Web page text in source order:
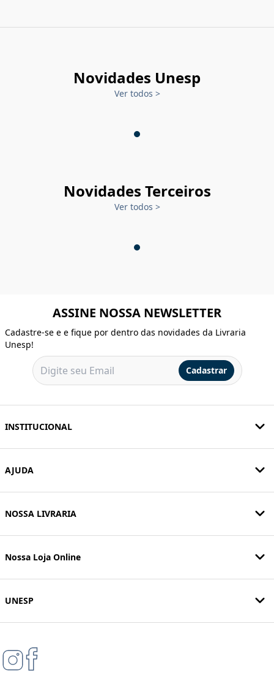
Novidades Unesp
Ver todos >
Novidades Terceiros
Ver todos >
ASSINE NOSSA NEWSLETTER
Cadastre-se e e fique por dentro das novidades da Livraria
Unesp!
Cadastrar
INSTITUCIONAL
AJUDA
NOSSA LIVRARIA
Nossa Loja Online
UNESP